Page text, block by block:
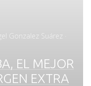
Gonzalez Suárez ·
EL MEJOR
EXTRA